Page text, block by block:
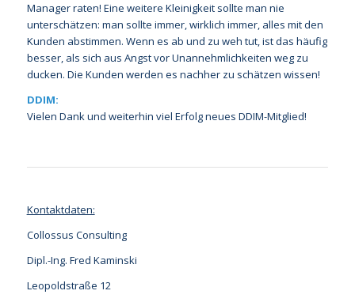
Manager raten! Eine weitere Kleinigkeit sollte man nie
unterschätzen: man sollte immer, wirklich immer, alles mit den
Kunden abstimmen. Wenn es ab und zu weh tut, ist das häufig
besser, als sich aus Angst vor Unannehmlichkeiten weg zu
ducken. Die Kunden werden es nachher zu schätzen wissen!
DDIM:
Vielen Dank und weiterhin viel Erfolg neues DDIM-Mitglied!
Kontaktdaten:
Collossus Consulting
Dipl.-Ing. Fred Kaminski
Leopoldstraße 12